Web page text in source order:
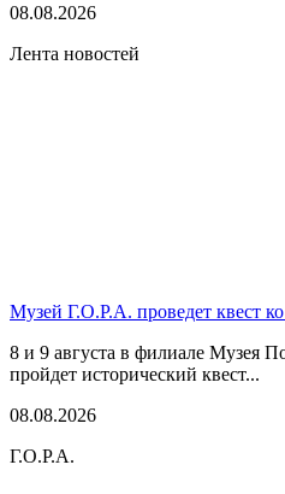
08.08.2026
Лента новостей
Музей Г.О.Р.А. проведет квест
8 и 9 августа в филиале Музея
пройдет исторический квест...
08.08.2026
Г.О.Р.А.